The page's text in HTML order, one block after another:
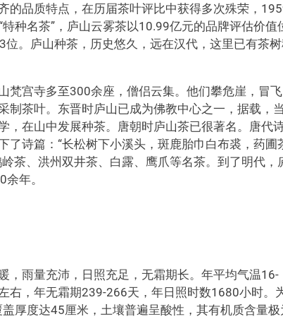
的品质特点，在历届茶叶评比中获得多次殊荣，
种名茶”，庐山云雾茶以10.99亿元的品牌评估价值
。庐山种茶，历史悠久，远在汉代，这里已有茶
梵宫寺多至300余座，僧侣云集。他们攀危崖，冒飞
制茶叶。东晋时庐山已成为佛教中心之一，据载，
在山中发展种茶。唐朝时庐山茶已很著名。唐代
诗篇：“长松树下小溪头，斑鹿胎巾白布裘，药圃
茶、洪州双井茶、白露、鹰爪等名茶。到了明代，
年。
，雨量充沛，日照充足，无霜期长。年平均气温16-
，年无霜期239-266天，年日照时数1680小时。
厚度达45厘米，土壤普遍呈酸性，其有机质含量极